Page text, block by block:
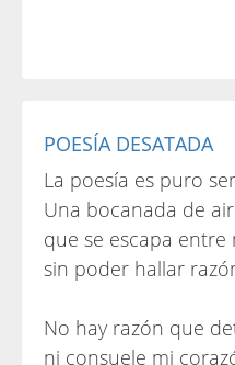
POESÍA DESATADA
La poesía es puro
Una bocanada de
que se escapa entre
sin poder hallar
No hay razón que
ni consuele mi